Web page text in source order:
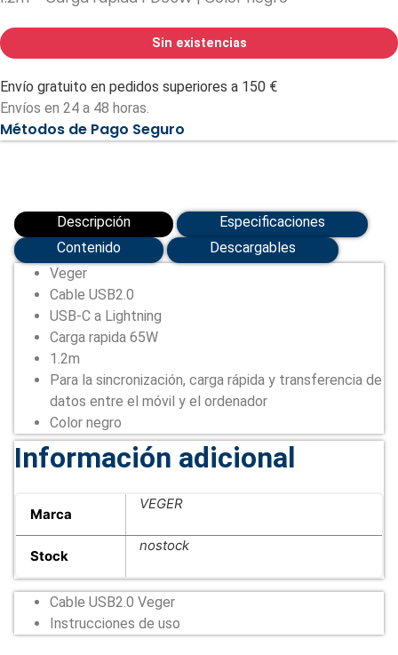
Sin existencias
Envío gratuito en pedidos superiores a 150 €
Envíos en 24 a 48 horas.
Métodos de Pago Seguro
Descripción
Especificaciones
Contenido
Descargables
Veger
Cable USB2.0
USB-C a Lightning
Carga rapida 65W
1.2m
Para la sincronización, carga rápida y transferencia de
datos entre el móvil y el ordenador
Color negro
Información adicional
Marca
VEGER
Stock
nostock
Cable USB2.0 Veger
Instrucciones de uso